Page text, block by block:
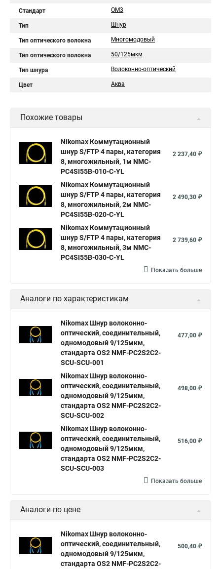
Стандарт ОМ3
Тип Шнур
Тип оптического волокна Многомодовый
Тип оптического волокна 50/125мкм
Тип шнура Волоконно-оптический
Цвет Аква
Похожие товары
Nikomax Коммутационный
шнур S/FTP 4 пары, категория
8, многожильный, 1м NMC-
PC4SI55B-010-C-YL
2 237,40 ₽
Nikomax Коммутационный
шнур S/FTP 4 пары, категория
8, многожильный, 2м NMC-
PC4SI55B-020-C-YL
2 490,30 ₽
Nikomax Коммутационный
шнур S/FTP 4 пары, категория
8, многожильный, 3м NMC-
PC4SI55B-030-C-YL
2 739,60 ₽
Показать больше
Аналоги по характеристикам
Nikomax Шнур волоконно-
оптический, соединительный,
одномодовый 9/125мкм,
стандарта OS2 NMF-PC2S2C2-
SCU-SCU-001
477,00 ₽
Nikomax Шнур волоконно-
оптический, соединительный,
одномодовый 9/125мкм,
стандарта OS2 NMF-PC2S2C2-
SCU-SCU-002
498,00 ₽
Nikomax Шнур волоконно-
оптический, соединительный,
одномодовый 9/125мкм,
стандарта OS2 NMF-PC2S2C2-
SCU-SCU-003
516,00 ₽
Показать больше
Аналоги по цене
Nikomax Шнур волоконно-
оптический, соединительный,
одномодовый 9/125мкм,
стандарта OS2 NMF-PC2S2C2-
500,40 ₽